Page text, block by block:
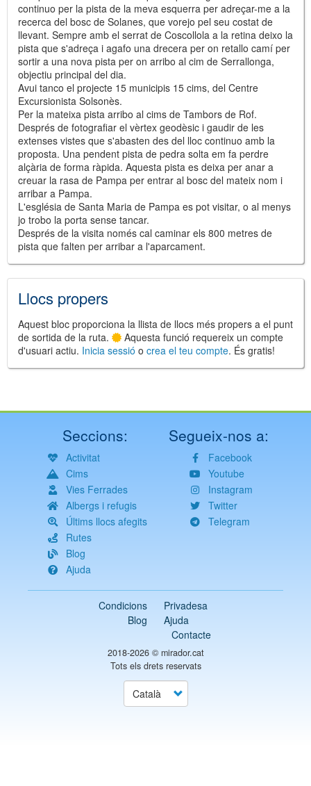
continuo per la pista de la meva esquerra per adreçar-me a la
recerca del bosc de Solanes, que vorejo pel seu costat de
llevant. Sempre amb el serrat de Coscollola a la retina deixo la
pista que s'adreça i agafo una drecera per on retallo camí per
sortir a una nova pista per on arribo al cim de Serrallonga,
objectiu principal del dia.
Avui tanco el projecte 15 municipis 15 cims, del Centre
Excursionista Solsonès.
Per la mateixa pista arribo al cims de Tambors de Rof.
Després de fotografiar el vèrtex geodèsic i gaudir de les
extenses vistes que s'abasten des del lloc continuo amb la
proposta. Una pendent pista de pedra solta em fa perdre
alçària de forma ràpida. Aquesta pista es deixa per anar a
creuar la rasa de Pampa per entrar al bosc del mateix nom i
arribar a Pampa.
L'església de Santa Maria de Pampa es pot visitar, o al menys
jo trobo la porta sense tancar.
Després de la visita només cal caminar els 800 metres de
pista que falten per arribar a l'aparcament.
Llocs propers
Aquest bloc proporciona la llista de llocs més propers a el punt
de sortida de la ruta.
Aquesta funció requereix un compte
d'usuari actiu. Inicia sessió o crea el teu compte. És gratis!
Seccions:
Activitat
Cims
Vies Ferrades
Albergs i refugis
Últims llocs afegits
Rutes
Blog
Ajuda
Segueix-nos a:
Facebook
Youtube
Instagram
Twitter
Telegram
Condicions
Privadesa
Blog
Ajuda
Contacte
2018-2026 © mirador.cat
Tots els drets reservats
Select
your